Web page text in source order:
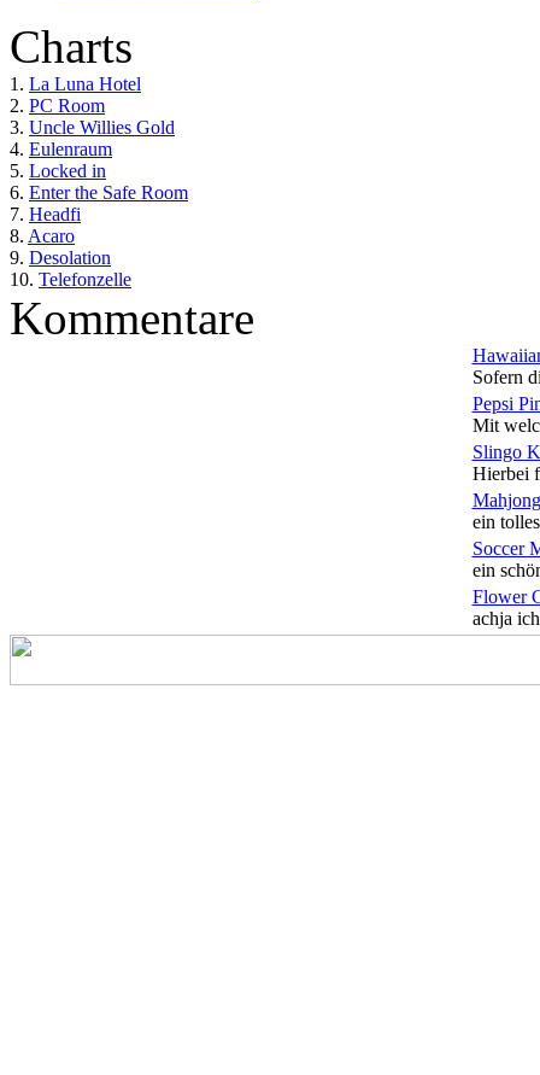
Charts
1. La Luna Hotel
2. PC Room
3. Uncle Willies Gold
4. Eulenraum
5. Locked in
6. Enter the Safe Room
7. Headfi
8. Acaro
9. Desolation
10. Telefonzelle
Kommentare
Sofern
Pepsi
Mit
Slingo
Hierbei
ein
Soccer
ein
Flower
achja